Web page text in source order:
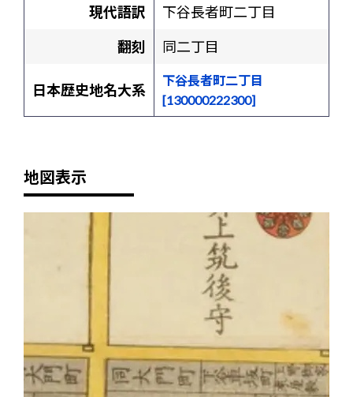
現代語訳
下谷長者町二丁目
翻刻
同二丁目
日本歴史地名大系
下谷長者町二丁目
[130000222300]
地図表示